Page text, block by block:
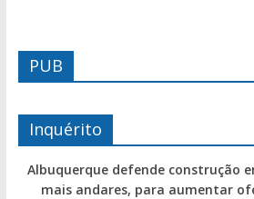
PUB
Inquérito
Albuquerque defende construção
mais andares, para aumentar